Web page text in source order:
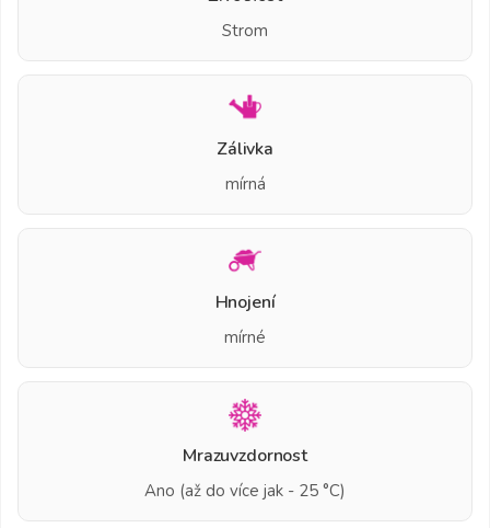
Strom
Zálivka
mírná
Hnojení
mírné
Mrazuvzdornost
Ano (až do více jak - 25 °C)